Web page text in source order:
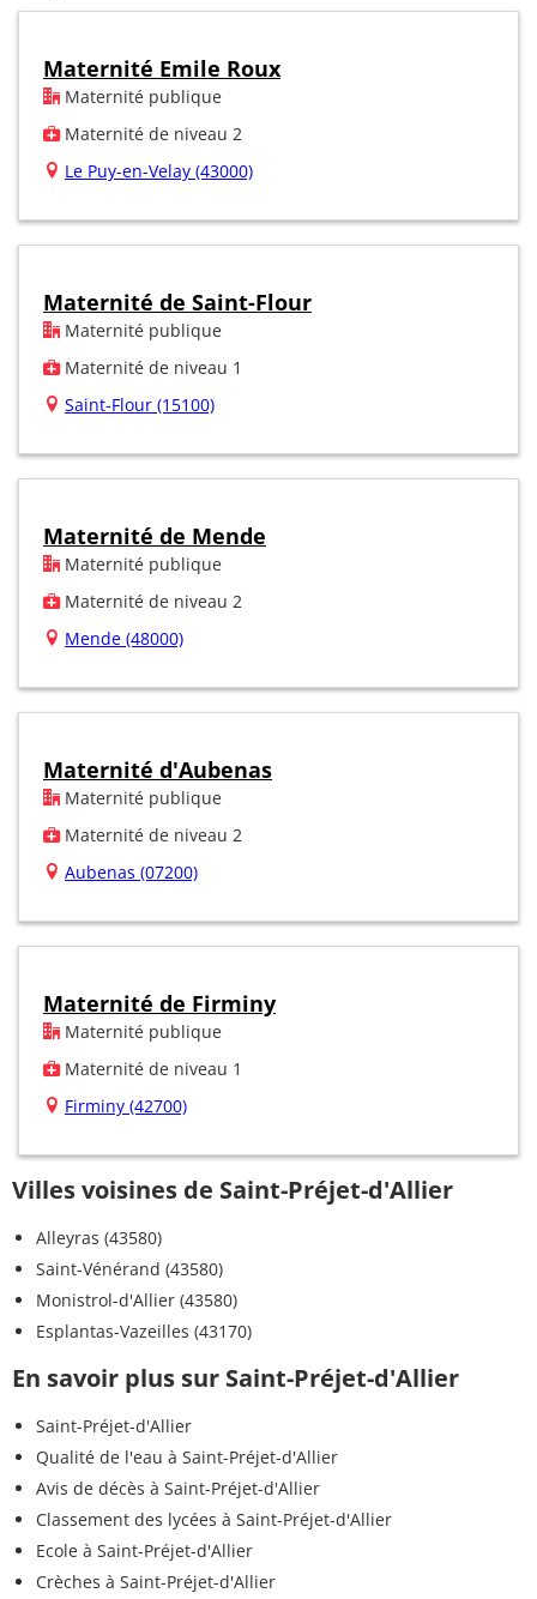
Maternité Emile Roux
Maternité publique
Maternité de niveau 2
Le Puy-en-Velay (43000)
Maternité de Saint-Flour
Maternité publique
Maternité de niveau 1
Saint-Flour (15100)
Maternité de Mende
Maternité publique
Maternité de niveau 2
Mende (48000)
Maternité d'Aubenas
Maternité publique
Maternité de niveau 2
Aubenas (07200)
Maternité de Firminy
Maternité publique
Maternité de niveau 1
Firminy (42700)
Villes voisines de Saint-Préjet-d'Allier
Alleyras (43580)
Saint-Vénérand (43580)
Monistrol-d'Allier (43580)
Esplantas-Vazeilles (43170)
En savoir plus sur Saint-Préjet-d'Allier
Saint-Préjet-d'Allier
Qualité de l'eau à Saint-Préjet-d'Allier
Avis de décès à Saint-Préjet-d'Allier
Classement des lycées à Saint-Préjet-d'Allier
Ecole à Saint-Préjet-d'Allier
Crèches à Saint-Préjet-d'Allier